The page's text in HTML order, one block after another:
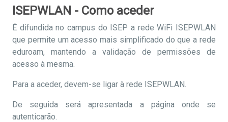
ISEPWLAN - Como aceder
É difundida no campus do ISEP a rede WiFi ISEPWLAN
que permite um acesso mais simplificado do que a rede
eduroam, mantendo a validação de permissões de
acesso à mesma.
Para a aceder, devem-se ligar à rede ISEPWLAN.
De seguida será apresentada a página onde se
autenticarão.